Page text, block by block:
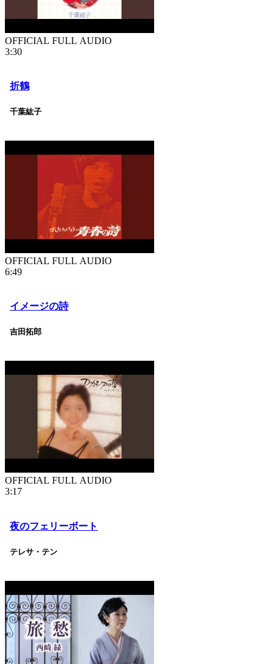
OFFICIAL FULL AUDIO
3:30
折鶴
千葉紘子
OFFICIAL FULL AUDIO
6:49
イメージの詩
吉田拓郎
OFFICIAL FULL AUDIO
3:17
夜のフェリーボート
テレサ・テン